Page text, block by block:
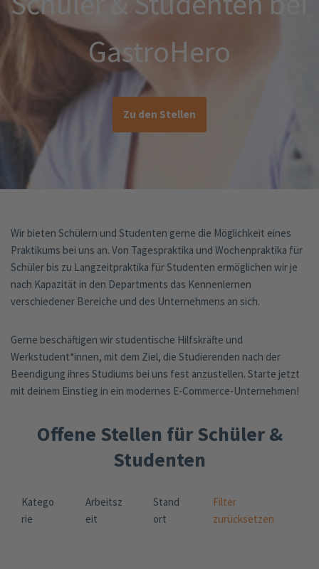
GastroHero
Zu den Stellen
Wir bieten Schülern und Studenten gerne die Möglichkeit eines
Praktikums bei uns an. Von Tagespraktika und Wochenpraktika für
Schüler bis zu Langzeitpraktika für Studenten ermöglichen wir je
nach Kapazität in den Departments das Kennenlernen
verschiedener Bereiche und des Unternehmens an sich.
Gerne beschäftigen wir studentische Hilfskräfte und
Werkstudent*innen, mit dem Ziel, die Studierenden nach der
Beendigung ihres Studiums bei uns fest anzustellen. Starte jetzt
mit deinem Einstieg in ein modernes E-Commerce-Unternehmen!
Offene Stellen für Schüler &
Studenten
Katego
rie
Arbeitsz
eit
Stand
ort
Filter
zurücksetzen